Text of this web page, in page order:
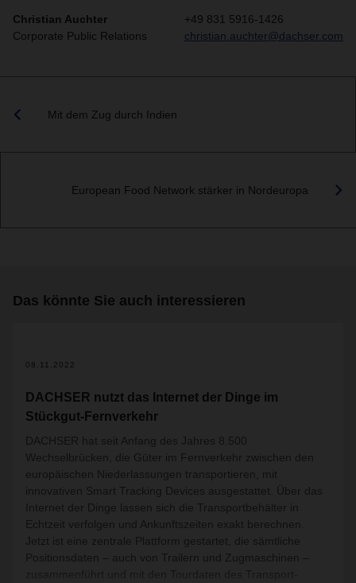
Christian Auchter
Corporate Public Relations
+49 831 5916-1426
christian.auchter@dachser.com
Mit dem Zug durch Indien
European Food Network stärker in Nordeuropa
Das könnte Sie auch interessieren
08.11.2022
DACHSER nutzt das Internet der Dinge im
Stückgut-Fernverkehr
DACHSER hat seit Anfang des Jahres 8.500
Wechselbrücken, die Güter im Fernverkehr zwischen den
europäischen Niederlassungen transportieren, mit
innovativen Smart Tracking Devices ausgestattet. Über das
Internet der Dinge lassen sich die Transportbehälter in
Echtzeit verfolgen und Ankunftszeiten exakt berechnen.
Jetzt ist eine zentrale Plattform gestartet, die sämtliche
Positionsdaten – auch von Trailern und Zugmaschinen –